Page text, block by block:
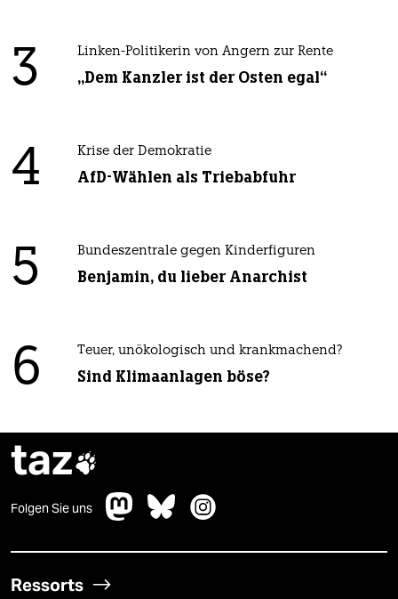
3 Linken-Politikerin von Angern zur Rente
„Dem Kanzler ist der Osten egal“
4 Krise der Demokratie
AfD-Wählen als Triebabfuhr
5 Bundeszentrale gegen Kinderfiguren
Benjamin, du lieber Anarchist
6 Teuer, unökologisch und krankmachend?
Sind Klimaanlagen böse?
taz
Folgen Sie uns
Ressorts